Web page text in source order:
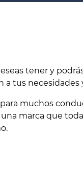
tener y
a tus necesidades
muchos
marca que